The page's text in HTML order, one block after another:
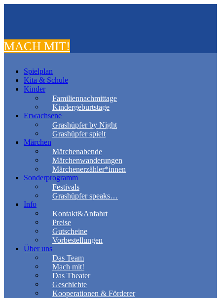
MACH MIT!
Spielplan
Kita & Schule
Kinder
Familiennachmittage
Kindergeburtstage
Erwachsene
Grashüpfer by Night
Grashüpfer spielt
Märchen
Märchenabende
Märchenwanderungen
Märchenerzähler*innen
Sonderprogramm
Festivals
Grashüpfer speaks…
Info
Kontakt&Anfahrt
Preise
Gutscheine
Vorbestellungen
Über uns
Das Team
Mach mit!
Das Theater
Geschichte
Kooperationen & Förderer